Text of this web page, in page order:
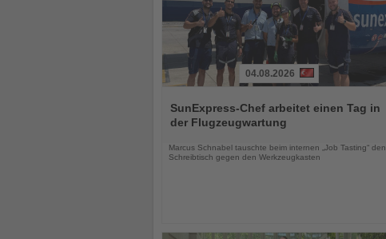
Sie
die
Nachrichten
04.08.2026
SunExpress-Chef arbeitet einen Tag in
der Flugzeugwartung
Marcus Schnabel tauschte beim internen „Job Tasting“ den
Schreibtisch gegen den Werkzeugkasten